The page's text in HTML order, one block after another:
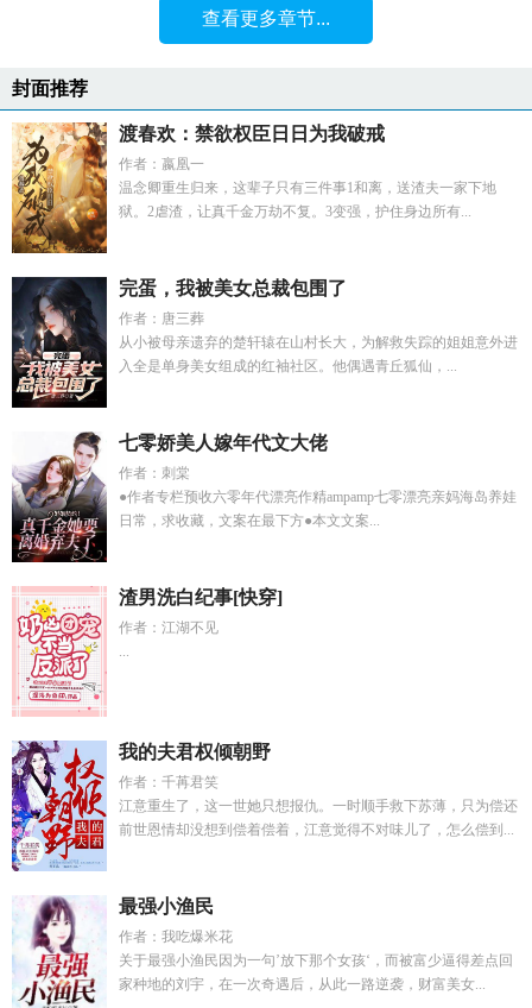
查看更多章节...
封面推荐
渡春欢：禁欲权臣日日为我破戒
作者：嬴凰一
温念卿重生归来，这辈子只有三件事1和离，送渣夫一家下地
狱。2虐渣，让真千金万劫不复。3变强，护住身边所有...
完蛋，我被美女总裁包围了
作者：唐三葬
从小被母亲遗弃的楚轩辕在山村长大，为解救失踪的姐姐意外进
入全是单身美女组成的红袖社区。他偶遇青丘狐仙，...
七零娇美人嫁年代文大佬
作者：刺棠
●作者专栏预收六零年代漂亮作精ampamp七零漂亮亲妈海岛养娃
日常，求收藏，文案在最下方●本文文案...
渣男洗白纪事[快穿]
作者：江湖不见
...
我的夫君权倾朝野
作者：千苒君笑
江意重生了，这一世她只想报仇。一时顺手救下苏薄，只为偿还
前世恩情却没想到偿着偿着，江意觉得不对味儿了，怎么偿到...
最强小渔民
作者：我吃爆米花
关于最强小渔民因为一句’放下那个女孩‘，而被富少逼得差点回
家种地的刘宇，在一次奇遇后，从此一路逆袭，财富美女...